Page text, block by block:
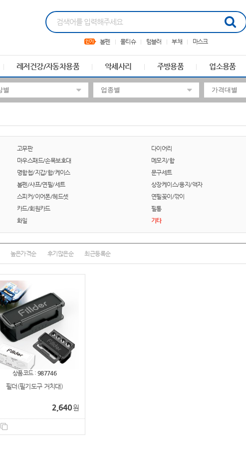
볼펜 물티슈 텀블러 부채 마스크
레저건강/자동차용품 악세사리 주방용품 업소용품
고무판 다이어리
마우스패드/손목보호대 메모지/함
명함첩/지갑/함/케이스 문구세트
볼펜/샤프/연필/세트 상장케이스/용지/액자
스피커/이어폰/헤드셋 연필꽂이/깎이
카드/회원카드 필통
화일 기타
높은가격순 후기많은순 최근등록순
상품코드 : 987746
필더(필기도구 거치대)
2,640원